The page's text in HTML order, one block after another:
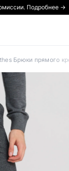
Подробнее →
Брюки прямого